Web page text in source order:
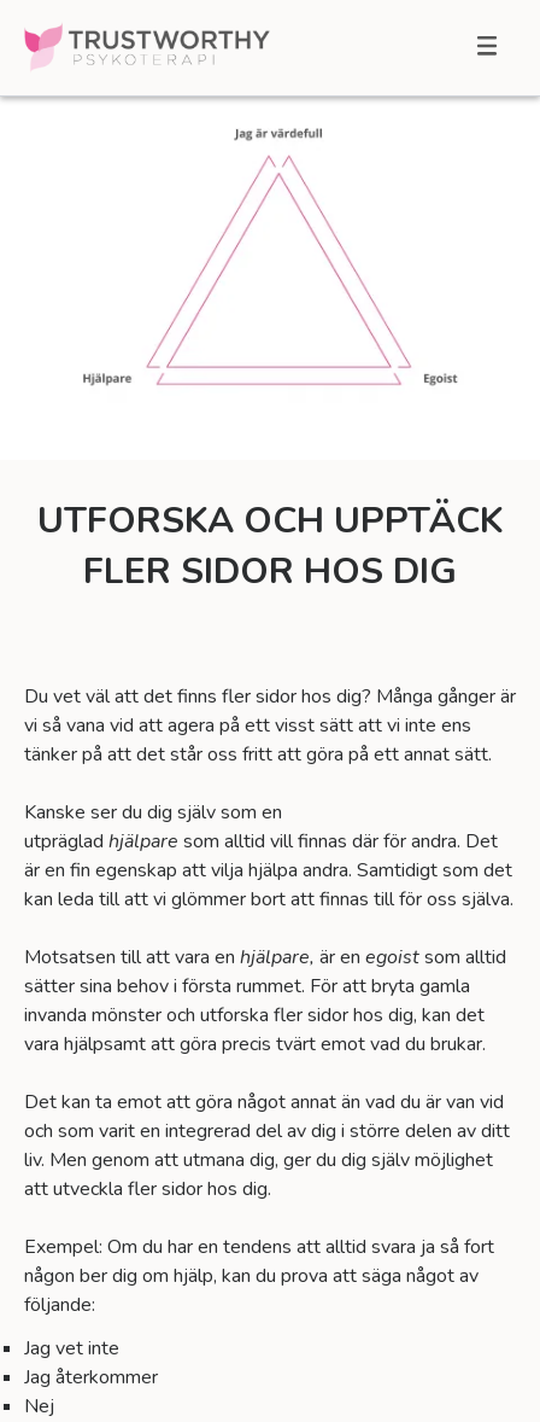
content
MENU
UTFORSKA OCH UPPTÄCK
FLER SIDOR HOS DIG
Du vet väl att det finns fler sidor hos dig? Många gånger är
vi så vana vid att agera på ett visst sätt att vi inte ens
tänker på att det står oss fritt att göra på ett annat sätt.
Kanske ser du dig själv som en
utpräglad hjälpare som alltid vill finnas där för andra. Det
är en fin egenskap att vilja hjälpa andra. Samtidigt som det
kan leda till att vi glömmer bort att finnas till för oss själva.
Motsatsen till att vara en hjälpare, är en egoistsom alltid
sätter sina behov i första rummet. För att bryta gamla
invanda mönster och utforska fler sidor hos dig, kan det
vara hjälpsamt att göra precis tvärt emot vad du brukar.
Det kan ta emot att göra något annat än vad du är van vid
och som varit en integrerad del av dig i större delen av ditt
liv. Men genom att utmana dig, ger du dig själv möjlighet
att utveckla fler sidor hos dig.
Exempel: Om du har en tendens att alltid svara ja så fort
någon ber dig om hjälp, kan du prova att säga något av
följande:
Jag vet inte
Jag återkommer
Nej